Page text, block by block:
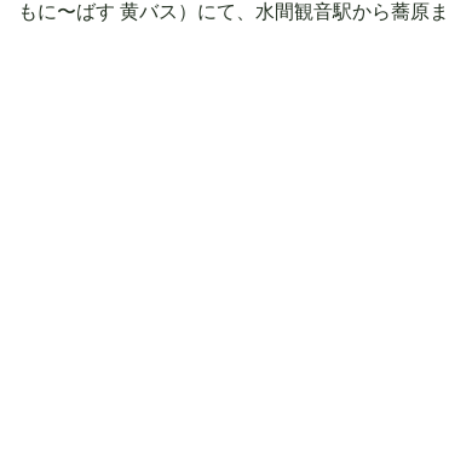
もに〜ばす 黄バス）にて、水間観音駅から蕎原